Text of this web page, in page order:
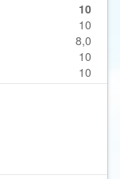
10
10
8,0
10
10